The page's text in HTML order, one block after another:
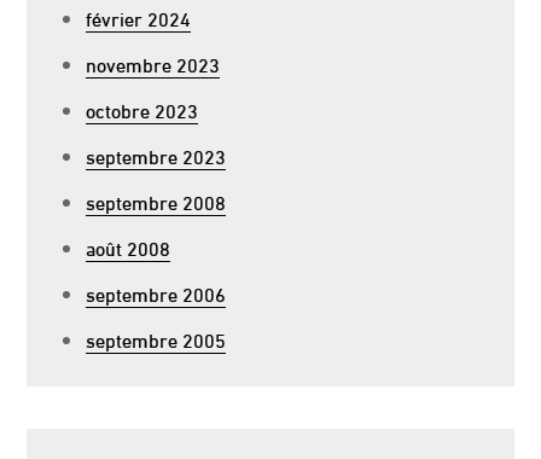
février 2024
novembre 2023
octobre 2023
septembre 2023
septembre 2008
août 2008
septembre 2006
septembre 2005